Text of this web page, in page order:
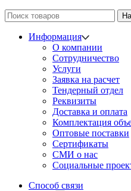
Информация
О компании
Сотрудничество
Услуги
Заявка на расчет
Тендерный отдел
Реквизиты
Доставка и оплата
Комплектация
Оптовые поставки
Сертификаты
СМИ о нас
Социальные
Способ связи